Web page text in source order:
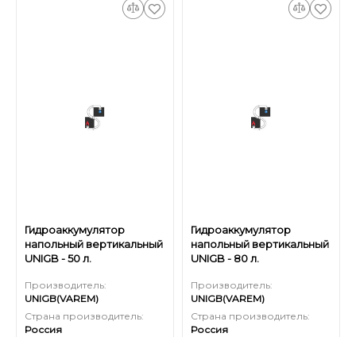
Гидроаккумулятор
напольный вертикальный
UNIGB - 50 л.
Производитель:
UNIGB(VAREM)
Страна производитель:
Россия
Гидроаккумулятор
напольный вертикальный
UNIGB - 80 л.
Производитель:
UNIGB(VAREM)
Страна производитель:
Россия